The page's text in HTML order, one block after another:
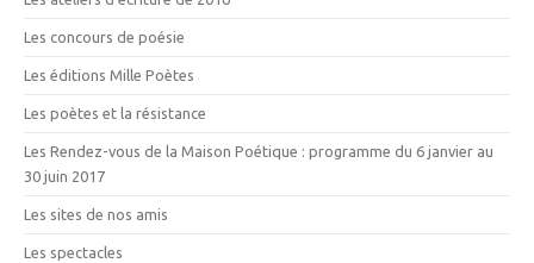
Les concours de poésie
Les éditions Mille Poètes
Les poètes et la résistance
Les Rendez-vous de la Maison Poétique : programme du 6 janvier au
30 juin 2017
Les sites de nos amis
Les spectacles